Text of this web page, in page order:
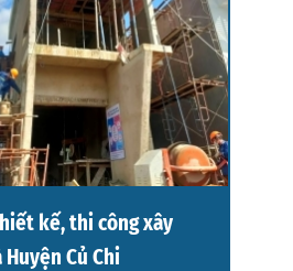
kế, thi công xây
Củ Chi